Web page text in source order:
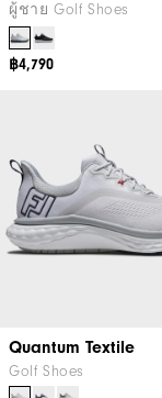
ผู้ชาย Golf Shoes
฿4,790
Quantum Textile
Golf Shoes